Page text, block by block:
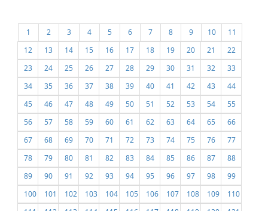
1 2 3 4 5 6 7 8 9 10
11
12
13 14 15 16 17 18 19 20 21
22
23
24 25 26 27 28 29 30 31 32
33
34
35 36 37 38 39 40 41 42 43
44
45
46 47 48 49 50 51 52 53 54
55
56
57 58 59 60 61 62 63 64 65
66
67
68 69 70 71 72 73 74 75 76
77
78
79 80 81 82 83 84 85 86 87
88
89
90 91 92 93 94 95 96 97 98
99
100
101 102 103 104 105 106 107 108 109
110